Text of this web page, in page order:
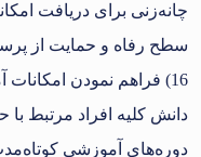
چانه‌زنی برای دریافت
سطح رفاه و حمایت از
16) فراهم نمودن
دانش کلیه افراد مرتبط
دوره‌های آموزشی